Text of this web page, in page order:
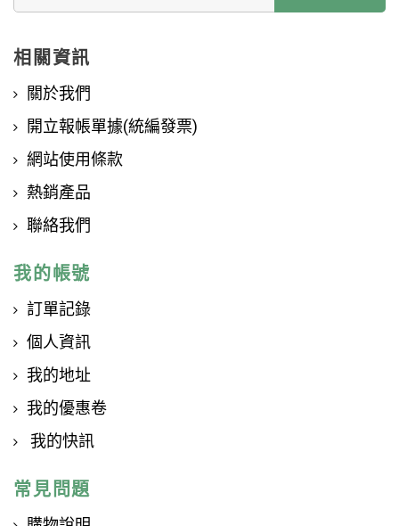
相關資訊
關於我們
開立報帳單據(統編發票)
網站使用條款
熱銷產品
聯絡我們
我的帳號
訂單記錄
個人資訊
我的地址
我的優惠卷
我的快訊
常見問題